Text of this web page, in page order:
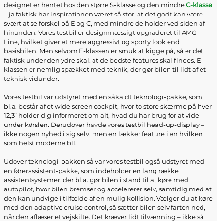
designet er hentet hos den større S-klasse og den mindreC-klasse
– ja faktisk har inspirationen været så stor, at det godt kan være
svært at se forskel på E og C, med mindre de holder ved siden af
hinanden. Vores testbil er designmæssigt opgraderet til AMG-
Line, hvilket giver et mere aggressivt og sporty look end
basisbilen. Men selvom E-klassen er smuk at kigge på, så er det
faktisk under den ydre skal, at de bedste features skal findes. E-
klassen er nemlig spækket med teknik, der gør bilen til lidt af et
teknisk vidunder.
Vores testbil var udstyret med en såkaldt teknologi-pakke, som
bl.a. består af et wide screen cockpit, hvor to store skærme på hver
12,3” holder dig informeret om alt, hvad du har brug for at vide
under kørslen. Derudover havde vores testbil head-up-display –
ikke nogen nyhed i sig selv, men en lækker feature i en hvilken
som helst moderne bil.
Udover teknologi-pakken så var vores testbil også udstyret med
en førerassistent-pakke, som indeholder en lang række
assistentsystemer, der bl.a. gør bilen i stand til at køre med
autopilot, hvor bilen bremser og accelererer selv, samtidig med at
den kan undvige i tilfælde af en mulig kollision. Vælger du at køre
med den adaptive cruise control, så sætter bilen selv farten ned,
når den aflæser et vejskilte. Det kræver lidt tilvænning – ikke så